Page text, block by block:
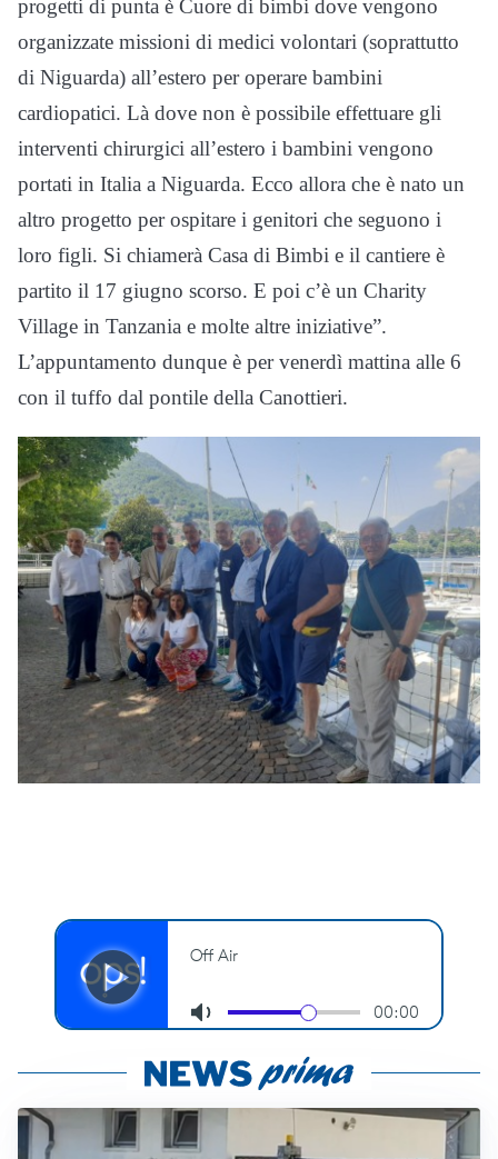
progetti di punta è Cuore di bimbi dove vengono
organizzate missioni di medici volontari (soprattutto
di Niguarda) all’estero per operare bambini
cardiopatici. Là dove non è possibile effettuare gli
interventi chirurgici all’estero i bambini vengono
portati in Italia a Niguarda. Ecco allora che è nato un
altro progetto per ospitare i genitori che seguono i
loro figli. Si chiamerà Casa di Bimbi e il cantiere è
partito il 17 giugno scorso. E poi c’è un Charity
Village in Tanzania e molte altre iniziative”.
L’appuntamento dunque è per venerdì mattina alle 6
con il tuffo dal pontile della Canottieri.